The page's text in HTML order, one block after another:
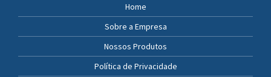
Home
Sobre a Empresa
Nossos Produtos
Política de Privacidade